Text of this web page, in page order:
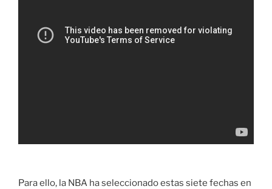
Para ello, la NBA ha seleccionado estas siete fechas en